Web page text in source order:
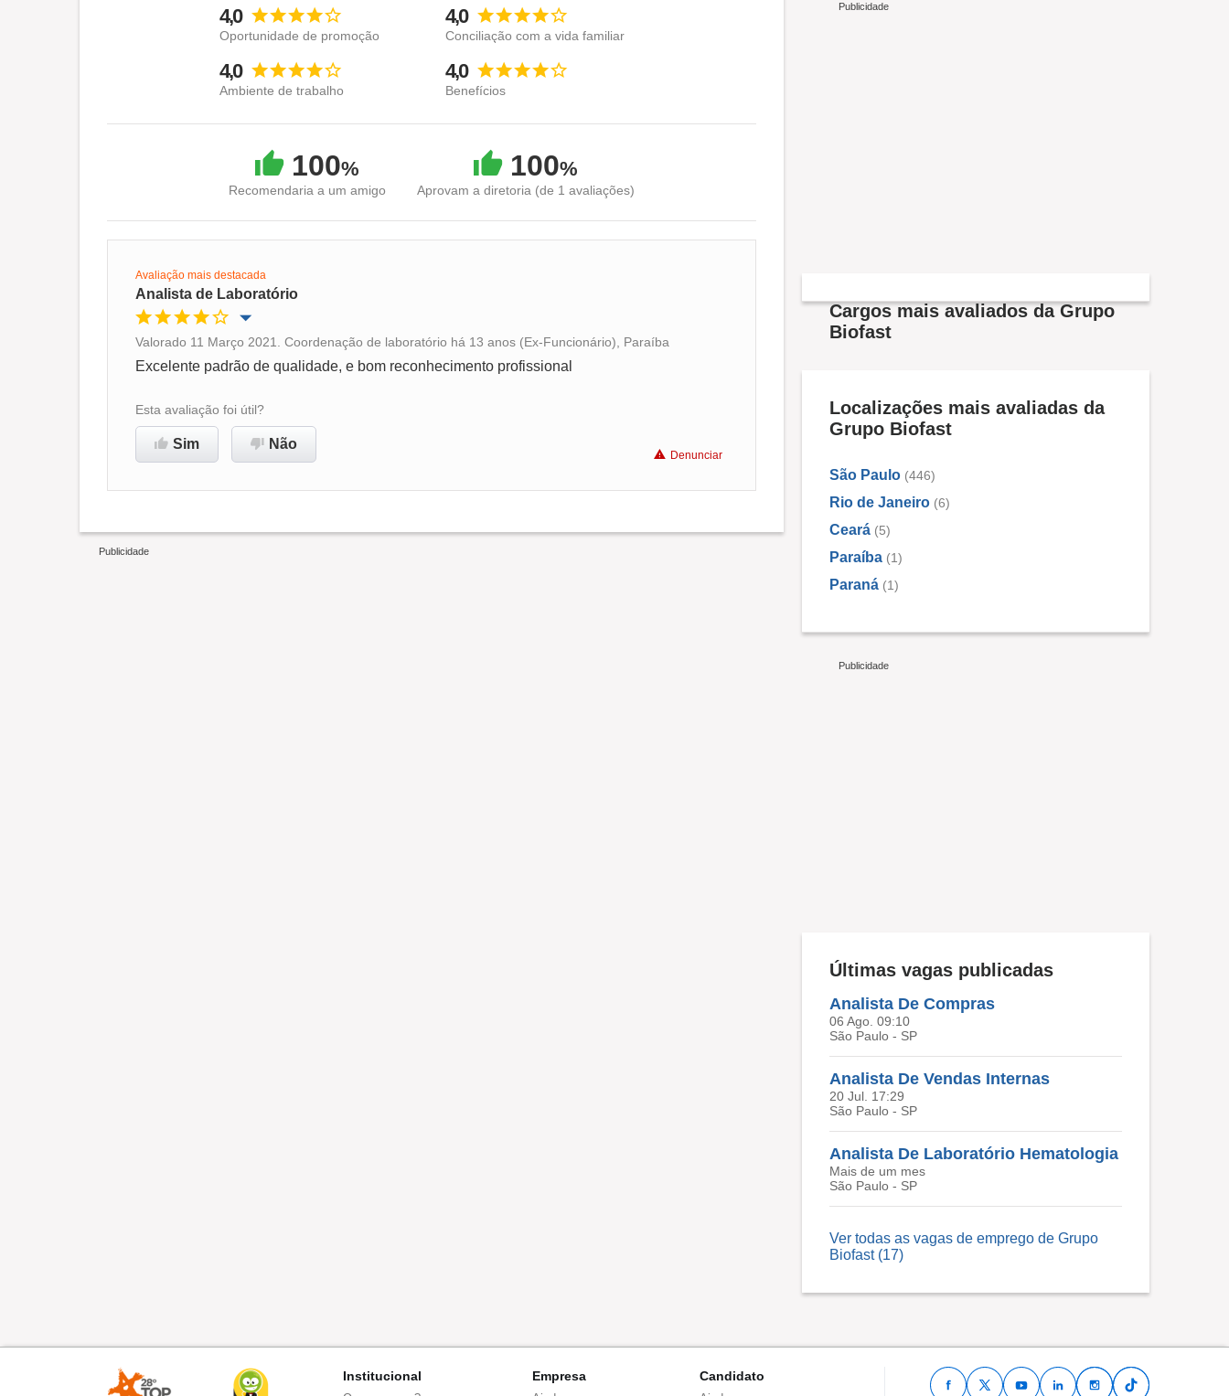
4,0
Oportunidade de promoção
4,0
Conciliação com a vida familiar
4,0
Ambiente de trabalho
4,0
Benefícios
100%
Recomendaria a um amigo
100%
Aprovam a diretoria (de 1 avaliações)
Avaliação mais destacada
Analista de Laboratório
Oportunidade de promoção
Ambiente de trabalho
Conciliação com a vida familiar
Recomenda esta empresa
Valorado 11 Março 2021. Coordenação de laboratório há 13 anos (Ex-Funcionário), Paraíba
Excelente padrão de qualidade, e bom reconhecimento profissional
Esta avaliação foi útil?
Sim Não
Denunciar
Cargos mais avaliados da Grupo
Biofast
Localizações mais avaliadas da
Grupo Biofast
São Paulo (446)
Rio de Janeiro (6)
Ceará (5)
Paraíba (1)
Paraná (1)
Últimas vagas publicadas
Analista De Compras
06 Ago. 09:10
São Paulo - SP
Analista De Vendas Internas
20 Jul. 17:29
São Paulo - SP
Analista De Laboratório Hematologia
Mais de um mes
São Paulo - SP
Ver todas as vagas de emprego de Grupo
Biofast (17)
Institucional Empresa Candidato